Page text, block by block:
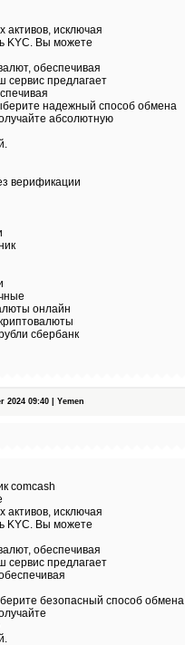
исключая
KYC. Вы можете
обеспечивая
сервис предлагает
надежный способ обмена
абсолютную
верификации
онлайн
сбербанк
2024 09:40 | Yemen
comcash
исключая
KYC. Вы можете
обеспечивая
сервис предлагает
безопасный способ обмена